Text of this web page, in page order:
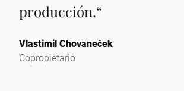
producción.“
Vlastimil Chovaneček
Copropietario